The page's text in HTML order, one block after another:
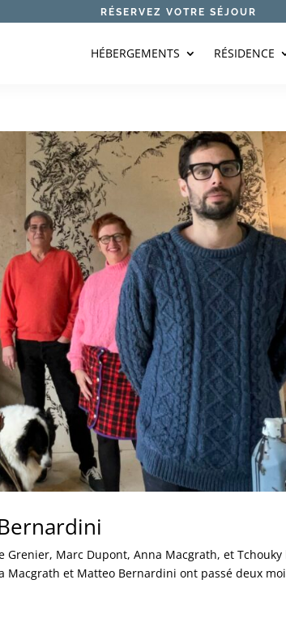
RÉSERVEZ VOTRE SÉJOUR
HÉBERGEMENTS RÉSIDENCE
Marc Dupont, Anna Macgrath, et
et Matteo Bernardini ont passé deux